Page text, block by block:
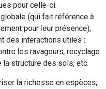
pour celle-ci.
(qui fait référence à
pour leur présence),
des interactions utiles :
les ravageurs, recyclage
la structure des sols, etc.
la richesse en espèces,